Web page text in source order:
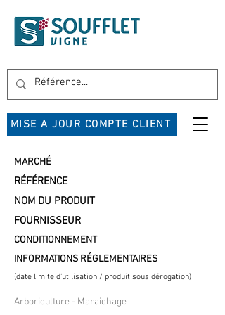
MISE A JOUR COMPTE CLIENT
MARCHÉ
RÉFÉRENCE
NOM DU PRODUIT
FOURNISSEUR
CONDITIONNEMENT
INFORMATIONS RÉGLEMENTAIRES
(date limite d'utilisation / produit sous dérogation)
Arboriculture - Maraichage